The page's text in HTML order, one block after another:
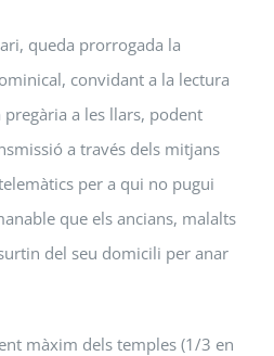
queda prorrogada la
convidant a la lectura
a les llars, podent
a través dels mitjans
per a qui no pugui
que els ancians, malalts
del seu domicili per anar
màxim dels temples (1/3 en